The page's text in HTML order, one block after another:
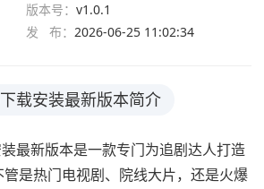
版本号： v1.0.1
发 布： 2026-06-25 11:02:34
载安装最新版本简介
最新版本是一款专门为追剧达人打造
是热门电视剧、院线大片，还是火爆